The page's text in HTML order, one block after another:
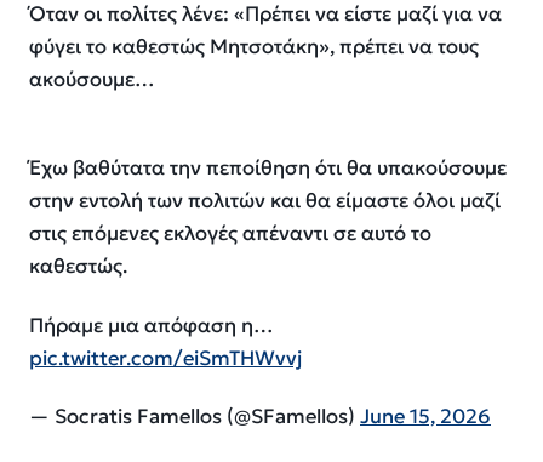
Όταν οι πολίτες λένε: «Πρέπει να είστε μαζί για να
φύγει το καθεστώς Μητσοτάκη», πρέπει να τους
ακούσουμε…
Έχω βαθύτατα την πεποίθηση ότι θα υπακούσουμε
στην εντολή των πολιτών και θα είμαστε όλοι μαζί
στις επόμενες εκλογές απέναντι σε αυτό το
καθεστώς.
Πήραμε μια απόφαση η…
pic.twitter.com/eiSmTHWvvj
— Socratis Famellos (@SFamellos) June 15, 2026